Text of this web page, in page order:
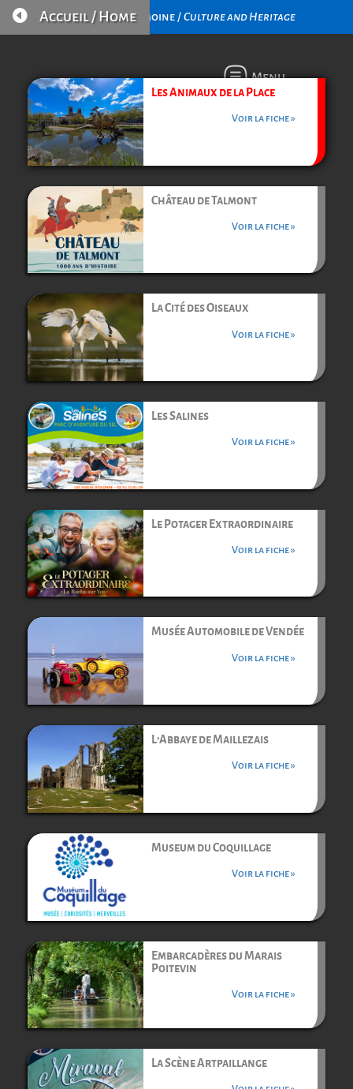
Culture et Patrimoine /Culture and Heritage
 Accueil / Home
Menu
Les Animaux de la Place
Voir la fiche »
Château de Talmont
Voir la fiche »
La Cité des Oiseaux
Voir la fiche »
Les Salines
Voir la fiche »
Le Potager Extraordinaire
Voir la fiche »
Musée Automobile de Vendée
Voir la fiche »
L’Abbaye de Maillezais
Voir la fiche »
Museum du Coquillage
Voir la fiche »
Embarcadères du Marais
Poitevin
Voir la fiche »
La Scène Artpaillange